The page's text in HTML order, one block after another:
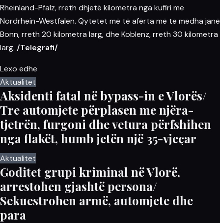
Rheinland-Pfalz, rreth dhjetë kilometra nga kufiri me
Nordrhein-Westfalen. Qytetet më të afërta më të mëdha janë
Bonn, rreth 20 kilometra larg, dhe Koblenz, rreth 30 kilometra
larg. /Telegrafi/
Lexo edhe
Aktualitet
Aksidenti fatal në bypass-in e Vlorës/
Tre automjete përplasen me njëra-
tjetrën, furgoni dhe vetura përfshihen
nga flakët, humb jetën një 35-vjeçar
Aktualitet
Goditet grupi kriminal në Vlorë,
arrestohen gjashtë persona/
Sekuestrohen armë, automjete dhe
para